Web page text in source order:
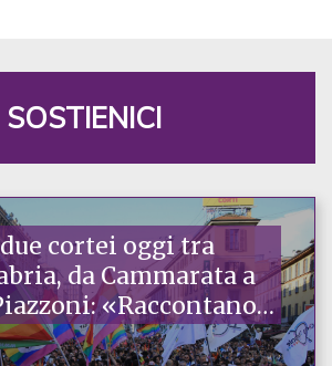
SOSTIENICI
cortei oggi tra
da Cammarata a
«Raccontano